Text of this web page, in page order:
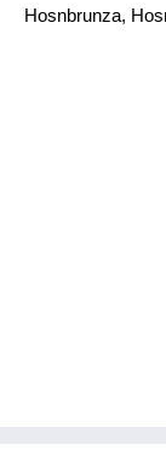
Hosnbrunza,